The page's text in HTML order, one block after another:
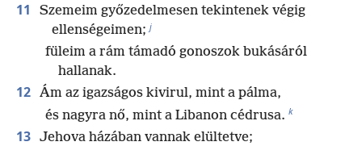
11
Szemeim győzedelmesen tekintenek végig
ellenségeimen; j
füleim a rám támadó gonoszok bukásáról
hallanak.
12 Ám az igazságos kivirul, mint a pálma,
és nagyra nő, mint a Libanon cédrusa. k
13 Jehova házában vannak elültetve;